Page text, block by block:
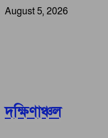
August 5, 2026
দক্ষিণাঞ্চল